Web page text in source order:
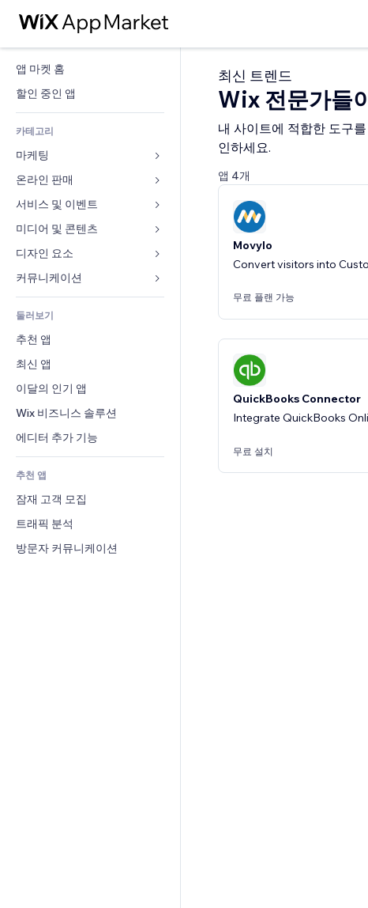
앱 마켓 홈
할인 중인 앱
카테고리
마케팅
광고
모바일
사이트 통계
사이트 목록
이메일
온라인 판매
쇼핑몰 관련 앱
배송
판매 버튼
회계
쿠폰 및 로열티
창고 서비스
식품 및 음료
서비스 및 이벤트
호텔
이벤트
음식점
부동산
예약
미디어 및 콘텐츠
갤러리
뮤직
팟캐스트
사진
동영상
PDF
파일 공유
소식
디자인 요소
지도 및 내비게이션
개인정보 및 보안
시계
페이지 템플릿
이미지 효과
버튼 & 메뉴
배너 및 배지
계산기
검색
일기예보
차트 및 표
양식
블로그
설문
채팅
메모
전화번호
커뮤니티
평가와 후기
CRM
둘러보기
추천 앱
최신 앱
이달의 인기 앱
Wix 비즈니스 솔루션
에디터 추가 기능
추천 앱
잠재 고객 모집
트래픽 분석
방문자 커뮤니케이션
최신 트렌드
Wix 전문가들
내 사이트에 적합한 도구
인하세요.
앱 4개
Movylo
Convert visitors into
무료 플랜 가능
QuickBooks Connector
Integrate QuickBooks
무료 설치